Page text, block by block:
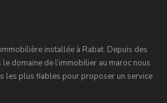
installée à Rabat. Depuis des
le domaine de l’immobilier au maroc nous
les plus fiables pour proposer un service